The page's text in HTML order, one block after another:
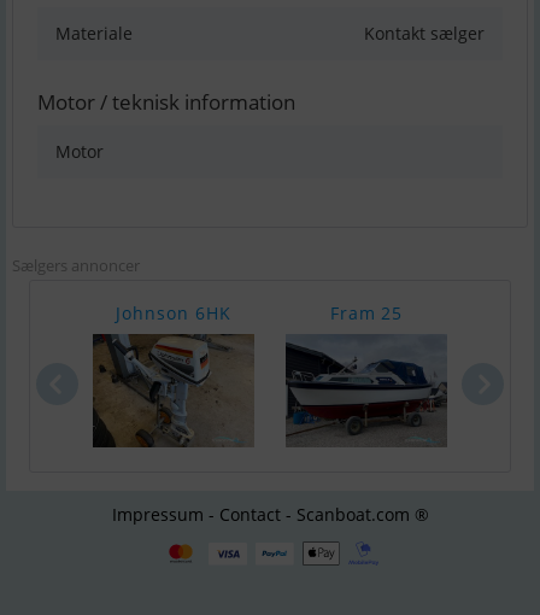
Materiale Kontakt sælger
Motor / teknisk information
Motor
Sælgers annoncer
Johnson 6HK Fram 25
Impressum - Contact - Scanboat.com ®